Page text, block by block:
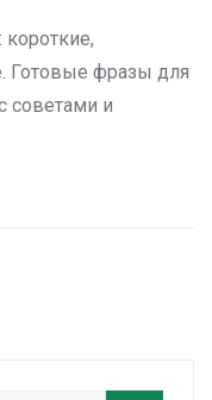
Готовые фразы для
советами и